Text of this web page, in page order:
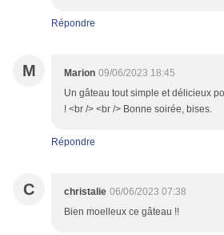
Répondre
M Marion 09/06/2023 18:45
Un gâteau tout simple et délicieux
! <br /> <br /> Bonne soirée, bises.
Répondre
C christalie 06/06/2023 07:38
Bien moelleux ce gâteau !!